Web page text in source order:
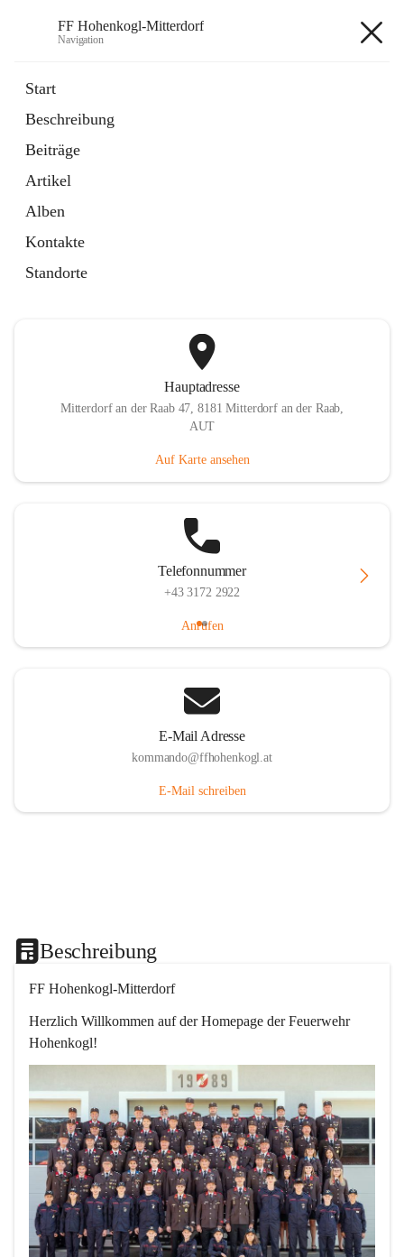
FF Hohenkogl-Mitterdorf
Navigation
Start
Beschreibung
Beiträge
Artikel
Alben
Kontakte
Standorte
Artikel
in
Tab
LLZ Einsatzübersicht
öffnet
in
neuem
Tab
Hauptadresse
Mitterdorf an der Raab 47, 8181 Mitterdorf an der Raab,
AUT
Auf Karte ansehen
Telefonnummer
+43 3172 2922
Anrufen
E-Mail Adresse
kommando@ffhohenkogl.at
E-Mail schreiben
Beschreibung
FF Hohenkogl-Mitterdorf
Herzlich Willkommen auf der Homepage der Feuerwehr
Hohenkogl!